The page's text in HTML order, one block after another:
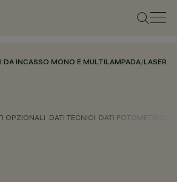
DA INCASSO MONO E MULTILAMPADA/LASER
OPZIONALI DATI TECNICI DATI FOTOMETRICI